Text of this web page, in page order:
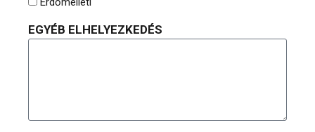
EGYÉB ELHELYEZKEDÉS